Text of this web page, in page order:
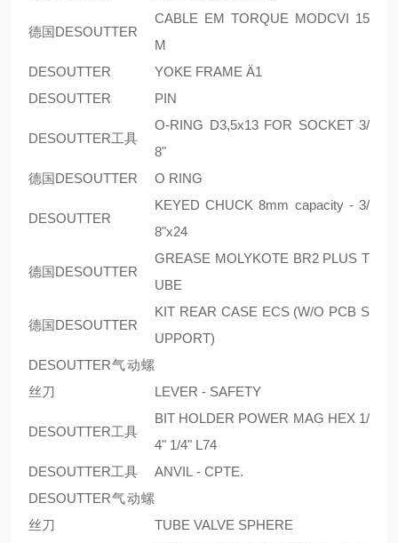
德国DESOUTTER
CABLE EM TORQUE MODCVI 15
M
DESOUTTER
YOKE FRAME Ä1
DESOUTTER
PIN
DESOUTTER工具
O-RING D3,5x13 FOR SOCKET 3/
8"
德国DESOUTTER
O RING
DESOUTTER
KEYED CHUCK 8mm capacity - 3/
8"x24
德国DESOUTTER
GREASE MOLYKOTE BR2 PLUS T
UBE
德国DESOUTTER
KIT REAR CASE ECS (W/O PCB S
UPPORT)
DESOUTTER气动螺
丝刀
LEVER - SAFETY
DESOUTTER工具
BIT HOLDER POWER MAG HEX 1/
4" 1/4" L74
DESOUTTER工具
ANVIL - CPTE.
DESOUTTER气动螺
丝刀
TUBE VALVE SPHERE